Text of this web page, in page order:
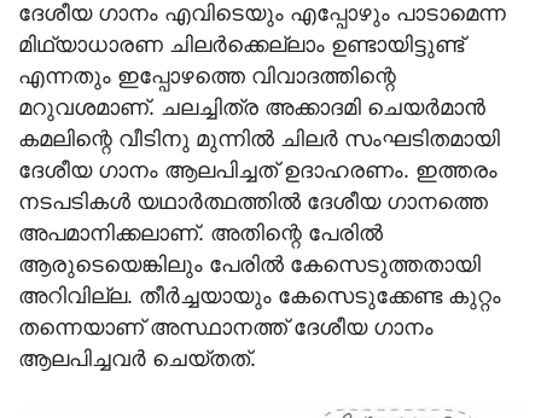
ദേശീയ ഗാനം എവിടെയും എപ്പോഴും പാടാമെന്ന
മിഥ്യാധാരണ ചിലര്‍ക്കെല്ലാം ഉണ്ടായിട്ടുണ്ട്
എന്നതും ഇപ്പോഴത്തെ വിവാദത്തിന്റെ
മറുവശമാണ്. ചലച്ചിത്ര അക്കാദമി ചെയര്‍മാന്‍
കമലിന്റെ വീടിനു മുന്നില്‍ ചിലര്‍ സംഘടിതമായി
ദേശീയ ഗാനം ആലപിച്ചത് ഉദാഹരണം. ഇത്തരം
നടപടികള്‍ യഥാര്‍ത്ഥത്തില്‍ ദേശീയ ഗാനത്തെ
അപമാനിക്കലാണ്. അതിന്റെ പേരില്‍
ആരുടെയെങ്കിലും പേരില്‍ കേസെടുത്തതായി
അറിവില്ല. തീര്‍ച്ചയായും കേസെടുക്കേണ്ട കുറ്റം
തന്നെയാണ് അസ്ഥാനത്ത് ദേശീയ ഗാനം
ആലപിച്ചവര്‍ ചെയ്തത്.